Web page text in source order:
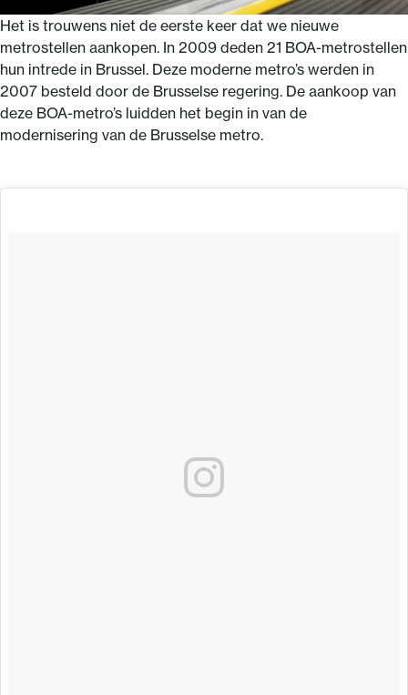
Het is trouwens niet de eerste keer dat we nieuwe
metrostellen aankopen. In 2009 deden 21 BOA-metrostellen
hun intrede in Brussel. Deze moderne metro’s werden in
2007 besteld door de Brusselse regering. De aankoop van
deze BOA-metro’s luidden het begin in van de
modernisering van de Brusselse metro.